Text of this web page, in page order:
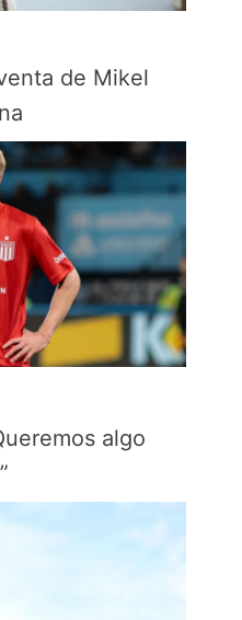
de Mikel
algo